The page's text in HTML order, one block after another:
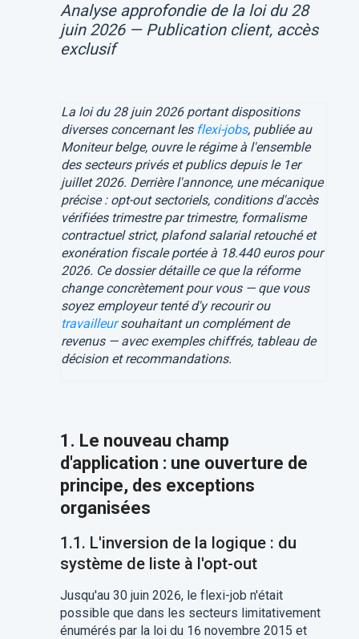
Analyse approfondie de la loi du 28
juin 2026 — Publication client, accès
exclusif
La loi du 28 juin 2026 portant dispositions
diverses concernant les flexi-jobs, publiée au
Moniteur belge, ouvre le régime à l'ensemble
des secteurs privés et publics depuis le 1er
juillet 2026. Derrière l'annonce, une mécanique
précise : opt-out sectoriels, conditions d'accès
vérifiées trimestre par trimestre, formalisme
contractuel strict, plafond salarial retouché et
exonération fiscale portée à 18.440 euros pour
2026. Ce dossier détaille ce que la réforme
change concrètement pour vous — que vous
soyez employeur tenté d'y recourir ou
travailleursouhaitant un complément de
revenus — avec exemples chiffrés, tableau de
décision et recommandations.
1. Le nouveau champ
d'application : une ouverture de
principe, des exceptions
organisées
1.1. L'inversion de la logique : du
système de liste à l'opt-out
Jusqu'au 30 juin 2026, le flexi-job n'était
possible que dans les secteurs limitativement
énumérés par la loi du 16 novembre 2015 et